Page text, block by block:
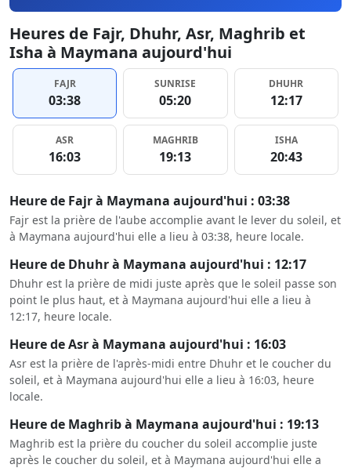
Heures de Fajr, Dhuhr, Asr, Maghrib et
Isha à Maymana aujourd'hui
FAJR
03:38
SUNRISE
05:20
DHUHR
12:17
ASR
16:03
MAGHRIB
19:13
ISHA
20:43
Heure de Fajr à Maymana aujourd'hui : 03:38
Fajr est la prière de l'aube accomplie avant le lever du soleil, et
à Maymana aujourd'hui elle a lieu à 03:38, heure locale.
Heure de Dhuhr à Maymana aujourd'hui : 12:17
Dhuhr est la prière de midi juste après que le soleil passe son
point le plus haut, et à Maymana aujourd'hui elle a lieu à
12:17, heure locale.
Heure de Asr à Maymana aujourd'hui : 16:03
Asr est la prière de l'après-midi entre Dhuhr et le coucher du
soleil, et à Maymana aujourd'hui elle a lieu à 16:03, heure
locale.
Heure de Maghrib à Maymana aujourd'hui : 19:13
Maghrib est la prière du coucher du soleil accomplie juste
après le coucher du soleil, et à Maymana aujourd'hui elle a